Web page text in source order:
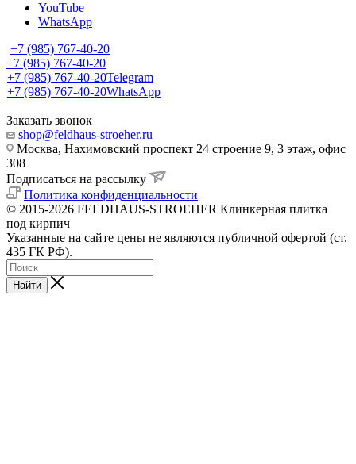
YouTube
WhatsApp
+7 (985) 767-40-20
+7 (985) 767-40-20
+7 (985) 767-40-20Telegram
+7 (985) 767-40-20WhatsApp
Заказать звонок
shop@feldhaus-stroeher.ru
Москва, Нахимовский проспект 24 строение 9, 3 этаж, офис
308
Подписаться на рассылку
Политика конфиденциальности
© 2015-2026 FELDHAUS-STROEHER Клинкерная плитка
под кирпич
Указанные на сайте цены не являются публичной офертой (ст.
435 ГК РФ).
Найти